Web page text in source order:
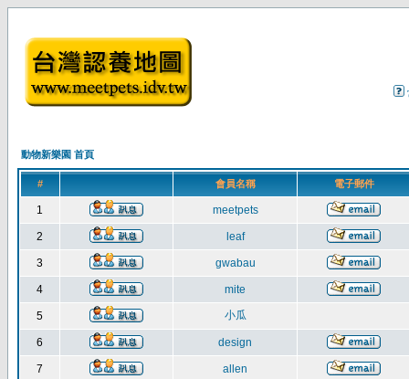
動物新樂園 首頁
# 會員名稱 電子郵件
1 meetpets
2 leaf
3 gwabau
4 mite
5 小瓜
6 design
7 allen